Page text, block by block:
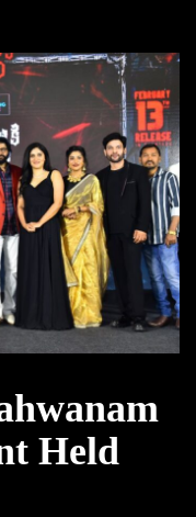
Held